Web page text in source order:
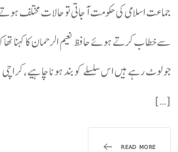
جماعت اسلامی کی حکومت آجاتی تو حالات مختلف
سے خطاب کرتے ہوئے حافظ نعیم الرحمان کا کہنا
جو لوٹ رہے ہیں اس سلسلے کو بند ہونا چاہیے،
[…]
READ MORE